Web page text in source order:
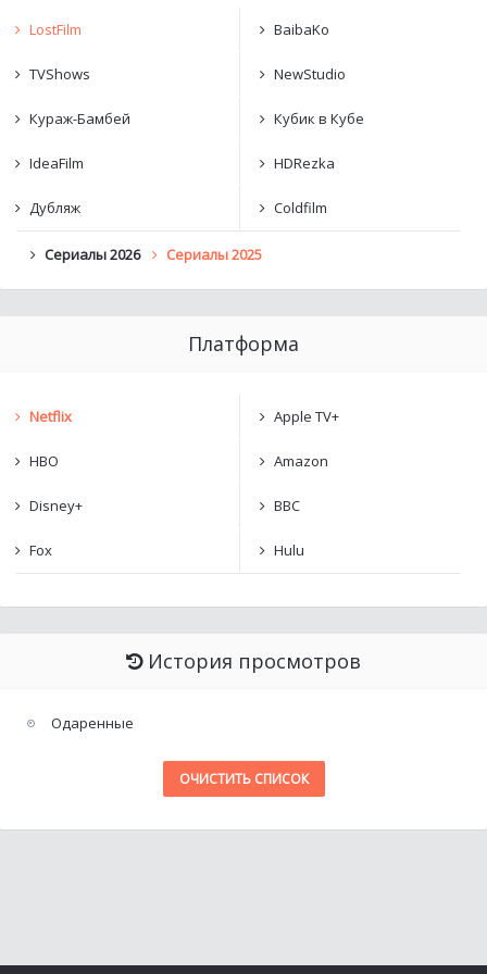
LostFilm BaibaKo
TVShows NewStudio
Кураж-Бамбей Кубик в Кубе
IdeaFilm HDRezka
Дубляж Coldfilm
Сериалы 2026 Сериалы 2025
Платформа
Netflix Apple TV+
HBO Amazon
Disney+ BBC
Fox Hulu
История просмотров
Одаренные
ОЧИСТИТЬ СПИСОК